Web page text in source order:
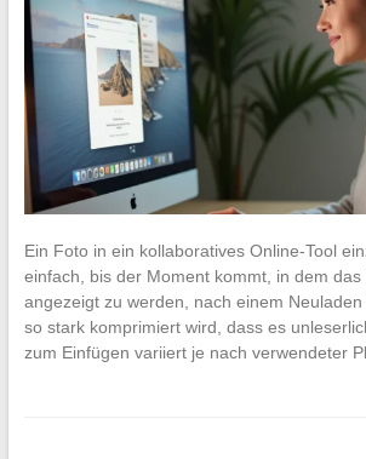
Ein Foto in ein kollaboratives Online-Tool
einfach, bis der Moment kommt, in dem das
angezeigt zu werden, nach einem
so stark komprimiert wird, dass es
zum Einfügen variiert je nach verwendeter